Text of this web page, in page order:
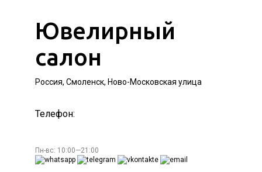
Ювелирный
салон
Россия, Смоленск, Ново-Московская улица
Телефон:
Пн-вс: 10:00—21:00